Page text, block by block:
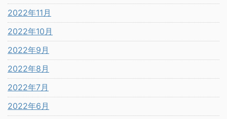
2022年11月
2022年10月
2022年9月
2022年8月
2022年7月
2022年6月